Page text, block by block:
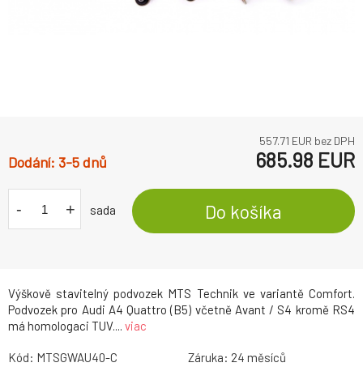
Výškově stavitelný podvozek MTS Technik ve variantě Comfort.
Podvozek pro Audi A4 Quattro (B5) včetně Avant / S4 kromě RS4
má homologaci TUV.... viac
557.71 EUR bez DPH
3-5 dnů 685.98 EUR
- + sada Do košíka
Kód: MTSGWAU40-C Záruka: 24